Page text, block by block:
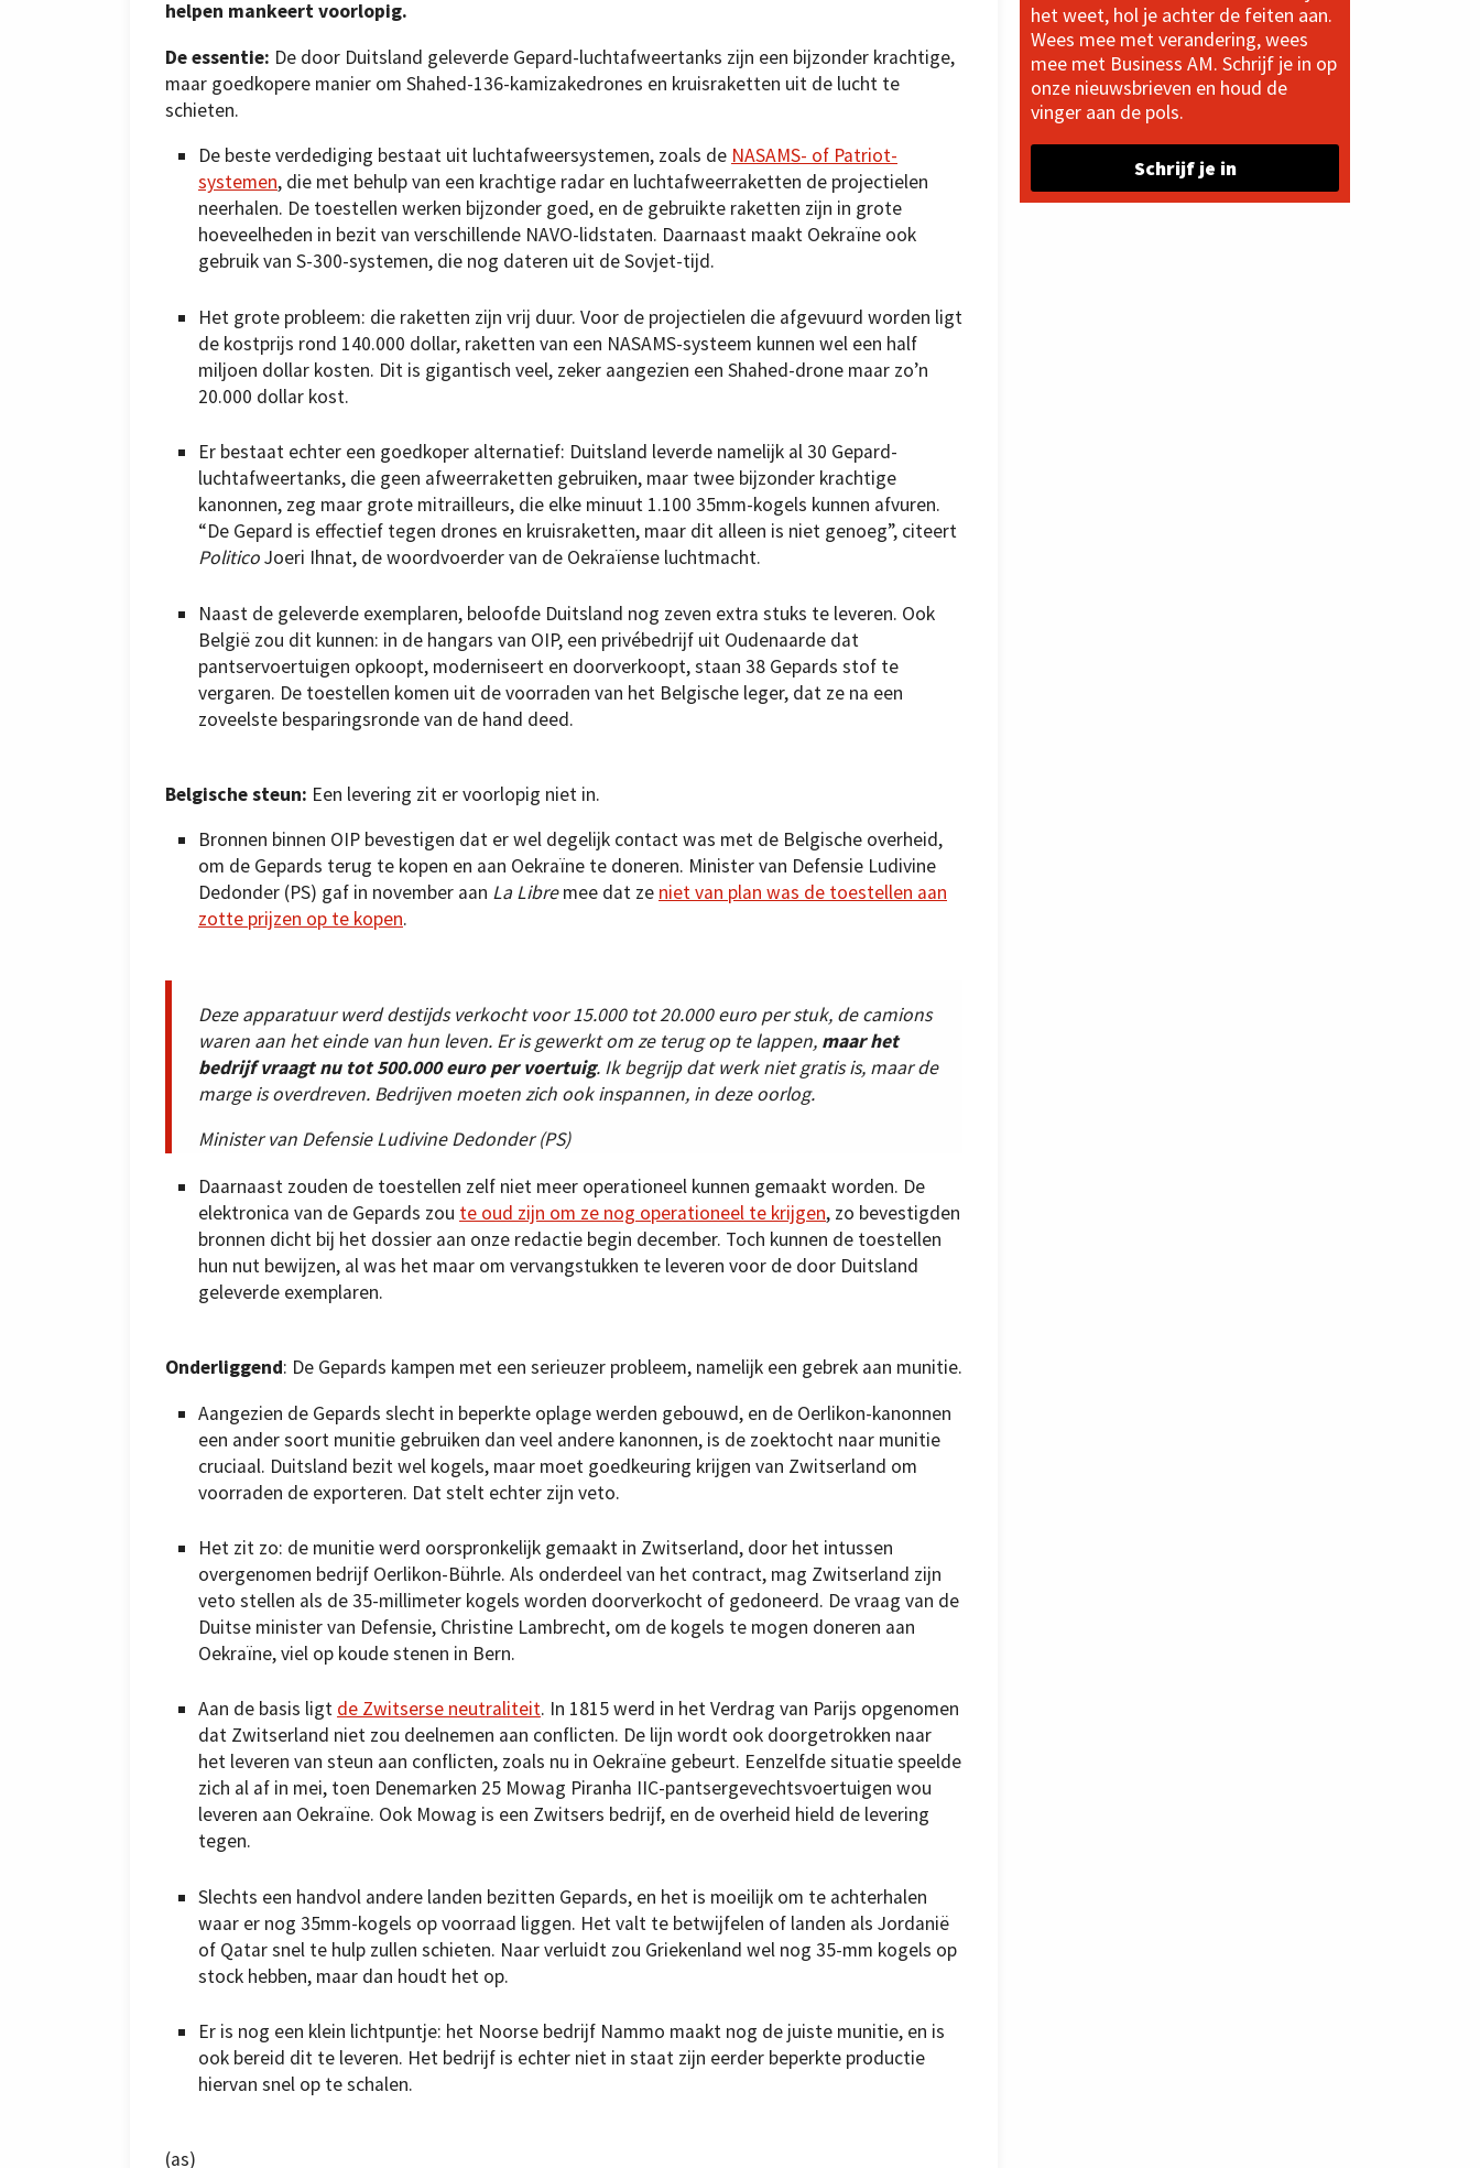
helpen mankeert voorlopig.
De essentie: De door Duitsland geleverde Gepard-luchtafweertanks zijn een bijzonder krachtige,
maar goedkopere manier om Shahed-136-kamizakedrones en kruisraketten uit de lucht te
schieten.
De beste verdediging bestaat uit luchtafweersystemen, zoals de NASAMS- of Patriot-
systemen, die met behulp van een krachtige radar en luchtafweerraketten de projectielen
neerhalen. De toestellen werken bijzonder goed, en de gebruikte raketten zijn in grote
hoeveelheden in bezit van verschillende NAVO-lidstaten. Daarnaast maakt Oekraïne ook
gebruik van S-300-systemen, die nog dateren uit de Sovjet-tijd.
Het grote probleem: die raketten zijn vrij duur. Voor de projectielen die afgevuurd worden ligt
de kostprijs rond 140.000 dollar, raketten van een NASAMS-systeem kunnen wel een half
miljoen dollar kosten. Dit is gigantisch veel, zeker aangezien een Shahed-drone maar zo’n
20.000 dollar kost.
Er bestaat echter een goedkoper alternatief: Duitsland leverde namelijk al 30 Gepard-
luchtafweertanks, die geen afweerraketten gebruiken, maar twee bijzonder krachtige
kanonnen, zeg maar grote mitrailleurs, die elke minuut 1.100 35mm-kogels kunnen afvuren.
“De Gepard is effectief tegen drones en kruisraketten, maar dit alleen is niet genoeg”, citeert
PoliticoJoeri Ihnat, de woordvoerder van de Oekraïense luchtmacht.
Naast de geleverde exemplaren, beloofde Duitsland nog zeven extra stuks te leveren. Ook
België zou dit kunnen: in de hangars van OIP, een privébedrijf uit Oudenaarde dat
pantservoertuigen opkoopt, moderniseert en doorverkoopt, staan 38 Gepards stof te
vergaren. De toestellen komen uit de voorraden van het Belgische leger, dat ze na een
zoveelste besparingsronde van de hand deed.
Belgische steun: Een levering zit er voorlopig niet in.
Bronnen binnen OIP bevestigen dat er wel degelijk contact was met de Belgische overheid,
om de Gepards terug te kopen en aan Oekraïne te doneren. Minister van Defensie Ludivine
Dedonder (PS) gaf in november aan La Libremee dat ze niet van plan was de toestellen aan
zotte prijzen op te kopen.
Deze apparatuur werd destijds verkocht voor 15.000 tot 20.000 euro per stuk, de camions
waren aan het einde van hun leven. Er is gewerkt om ze terug op te lappen, maar het
bedrijf vraagt nu tot 500.000 euro per voertuig. Ik begrijp dat werk niet gratis is, maar de
marge is overdreven. Bedrijven moeten zich ook inspannen, in deze oorlog.
Minister van Defensie Ludivine Dedonder (PS)
Daarnaast zouden de toestellen zelf niet meer operationeel kunnen gemaakt worden. De
elektronica van de Gepards zou te oud zijn om ze nog operationeel te krijgen, zo bevestigden
bronnen dicht bij het dossier aan onze redactie begin december. Toch kunnen de toestellen
hun nut bewijzen, al was het maar om vervangstukken te leveren voor de door Duitsland
geleverde exemplaren.
Onderliggend: De Gepards kampen met een serieuzer probleem, namelijk een gebrek aan munitie.
Aangezien de Gepards slecht in beperkte oplage werden gebouwd, en de Oerlikon-kanonnen
een ander soort munitie gebruiken dan veel andere kanonnen, is de zoektocht naar munitie
cruciaal. Duitsland bezit wel kogels, maar moet goedkeuring krijgen van Zwitserland om
voorraden de exporteren. Dat stelt echter zijn veto.
Het zit zo: de munitie werd oorspronkelijk gemaakt in Zwitserland, door het intussen
overgenomen bedrijf Oerlikon-Bührle. Als onderdeel van het contract, mag Zwitserland zijn
veto stellen als de 35-millimeter kogels worden doorverkocht of gedoneerd. De vraag van de
Duitse minister van Defensie, Christine Lambrecht, om de kogels te mogen doneren aan
Oekraïne, viel op koude stenen in Bern.
Aan de basis ligt de Zwitserse neutraliteit. In 1815 werd in het Verdrag van Parijs opgenomen
dat Zwitserland niet zou deelnemen aan conflicten. De lijn wordt ook doorgetrokken naar
het leveren van steun aan conflicten, zoals nu in Oekraïne gebeurt. Eenzelfde situatie speelde
zich al af in mei, toen Denemarken 25 Mowag Piranha IIC-pantsergevechtsvoertuigen wou
leveren aan Oekraïne. Ook Mowag is een Zwitsers bedrijf, en de overheid hield de levering
tegen.
Slechts een handvol andere landen bezitten Gepards, en het is moeilijk om te achterhalen
waar er nog 35mm-kogels op voorraad liggen. Het valt te betwijfelen of landen als Jordanië
of Qatar snel te hulp zullen schieten. Naar verluidt zou Griekenland wel nog 35-mm kogels op
stock hebben, maar dan houdt het op.
Er is nog een klein lichtpuntje: het Noorse bedrijf Nammo maakt nog de juiste munitie, en is
ook bereid dit te leveren. Het bedrijf is echter niet in staat zijn eerder beperkte productie
hiervan snel op te schalen.
(as)
het weet, hol je achter de feiten aan.
Wees mee met verandering, wees
mee met Business AM. Schrijf je in op
onze nieuwsbrieven en houd de
vinger aan de pols.
Schrijf je in